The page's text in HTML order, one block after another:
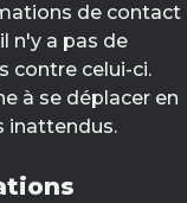
de contact
n'y a pas de
contre celui-ci.
à se déplacer en
inattendus.